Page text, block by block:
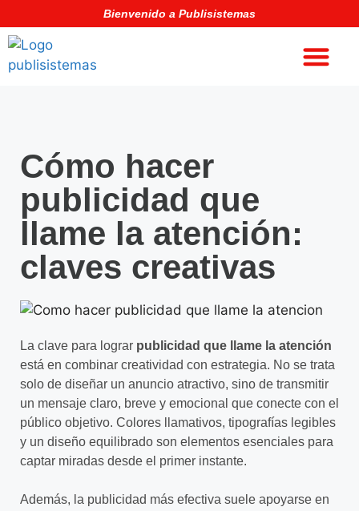
Bienvenido a Publisistemas
Cómo hacer
publicidad que
llame la atención:
claves creativas
La clave para lograr publicidad que llame la atención
está en combinar creatividad con estrategia. No se trata
solo de diseñar un anuncio atractivo, sino de transmitir
un mensaje claro, breve y emocional que conecte con el
público objetivo. Colores llamativos, tipografías legibles
y un diseño equilibrado son elementos esenciales para
captar miradas desde el primer instante.
Además, la publicidad más efectiva suele apoyarse en